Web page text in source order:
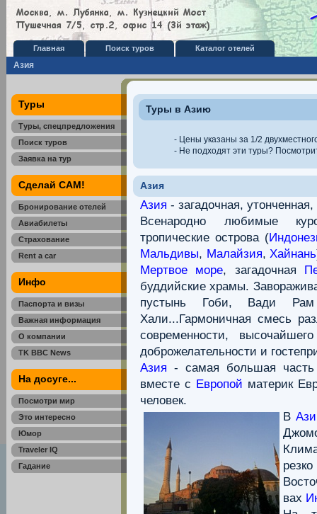
Главная Поиск туров Каталог отелей
Азия
Туры
Туры, спецпредложения
Поиск туров
Заявка на тур
Сделай САМ!
Бронирование отелей
Авиабилеты
Страхование
Rent a car
Инфо
Паспорта и визы
Важная информация
О компании
TK BBC News
На досуге...
Посмотри мир
Это интересно
Юмор
Traveler IQ
Гадание
Туры в Азию
- Цены указаны за 1/2
- Не подходят эти туры?
Азия
Азия - загадочная,
Всенародно любимые
тропические острова (
Мальдивы, Малайзия,Хайнань
Мертвое море, загадочная
буддийские храмы.
пустынь Гоби, Вади
Хали...Гармоничная смесь
современности,
доброжелательности и
Азия - самая большая
вместе с Европой материк
человек.
В
вах